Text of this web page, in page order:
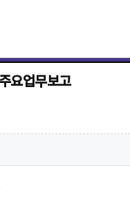
요업무보고